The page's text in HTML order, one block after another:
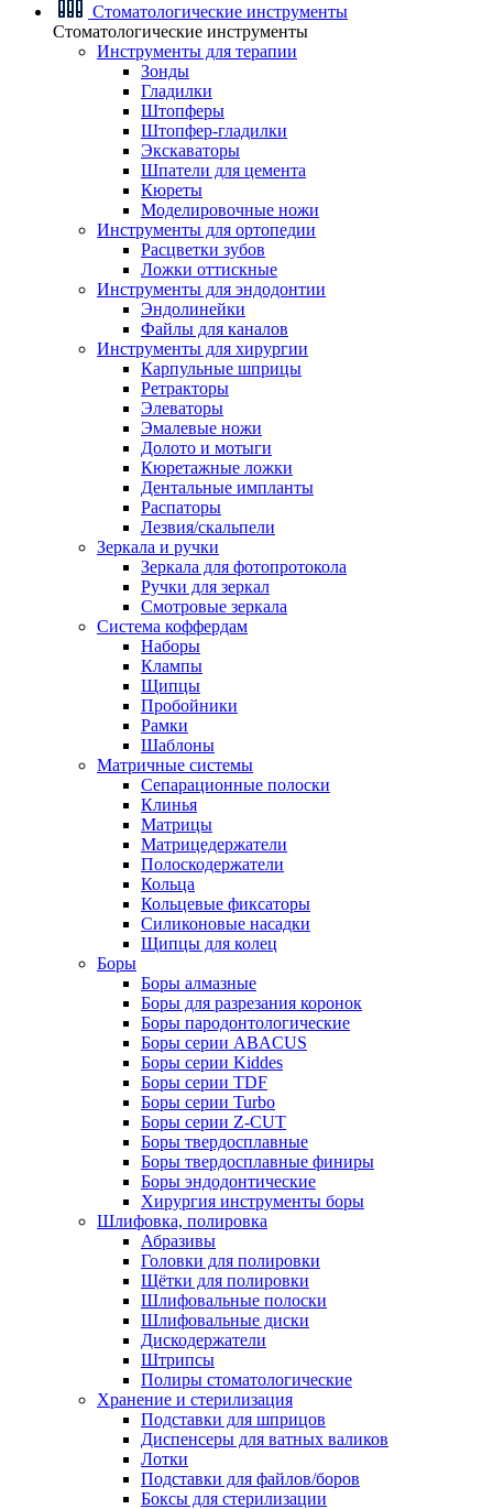
Стоматологические инструменты
Стоматологические инструменты
Инструменты для терапии
Зонды
Гладилки
Штопферы
Штопфер-гладилки
Экскаваторы
Шпатели для цемента
Кюреты
Моделировочные ножи
Инструменты для ортопедии
Расцветки зубов
Ложки оттискные
Инструменты для эндодонтии
Эндолинейки
Файлы для каналов
Инструменты для хирургии
Карпульные шприцы
Ретракторы
Элеваторы
Эмалевые ножи
Долото и мотыги
Кюретажные ложки
Дентальные импланты
Распаторы
Лезвия/скальпели
Зеркала и ручки
Зеркала для фотопротокола
Ручки для зеркал
Смотровые зеркала
Система коффердам
Наборы
Клампы
Щипцы
Пробойники
Рамки
Шаблоны
Матричные системы
Сепарационные полоски
Клинья
Матрицы
Матрицедержатели
Полоскодержатели
Кольца
Кольцевые фиксаторы
Силиконовые насадки
Щипцы для колец
Боры
Боры алмазные
Боры для разрезания коронок
Боры пародонтологические
Боры серии ABACUS
Боры серии Kiddes
Боры серии TDF
Боры серии Turbo
Боры серии Z-CUT
Боры твердосплавные
Боры твердосплавные финиры
Боры эндодонтические
Хирургия инструменты боры
Шлифовка, полировка
Абразивы
Головки для полировки
Щётки для полировки
Шлифовальные полоски
Шлифовальные диски
Дискодержатели
Штрипсы
Полиры стоматологические
Хранение и стерилизация
Подставки для шприцов
Диспенсеры для ватных валиков
Лотки
Подставки для файлов/боров
Боксы для стерилизации